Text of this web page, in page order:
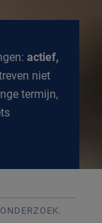
actief,
niet
termijn,
ONDERZOEK.